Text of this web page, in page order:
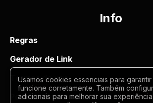
Info
Regras
Gerador de Link
Termos de uso
Politica de privacidade
Usamos cookies essenciais para
funcione corretamente. Também
adicionais para melhorar sua